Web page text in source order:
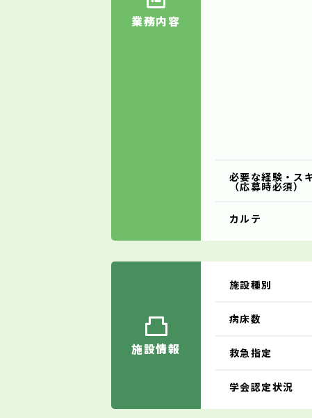
業務内容
必要な経験・ス
（応募時必須）
カルテ
施設情報
施設種別
病床数
救急指定
学会認定状況